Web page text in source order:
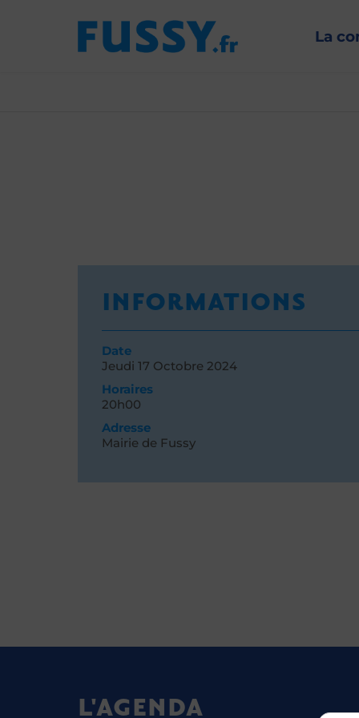
La
INFORMATIONS
Date
Jeudi 17 Octobre 2024
Horaires
20h00
Adresse
Mairie de Fussy
L'AGENDA